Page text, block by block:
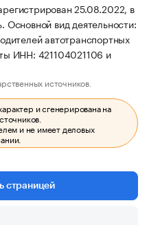
25.08.2022, в
вид деятельности:
автотранспортных
ИНН: 421104021106 и
источников.
и сгенерирована на
и не имеет деловых
страницей